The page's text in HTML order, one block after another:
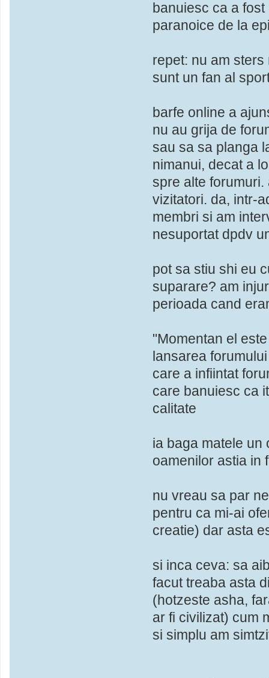
banuiesc ca a
paranoice de la
repet: nu am
sunt un fan al
barfe online a
nu au grija de
sau sa sa planga
nimanui, decat a
spre alte
vizitatori. da, intr-
membri si am
nesuportat dpdv
pot sa stiu shi eu
suparare? am
perioada cand
"Momentan el
lansarea
care a infiintat
care banuiesc ca
calitate
ia baga matele un
oamenilor astia in
nu vreau sa par
pentru ca mi-ai
creatie) dar asta
si inca ceva: sa
facut treaba asta
(hotzeste asha,
ar fi civilizat) cum
si simplu am